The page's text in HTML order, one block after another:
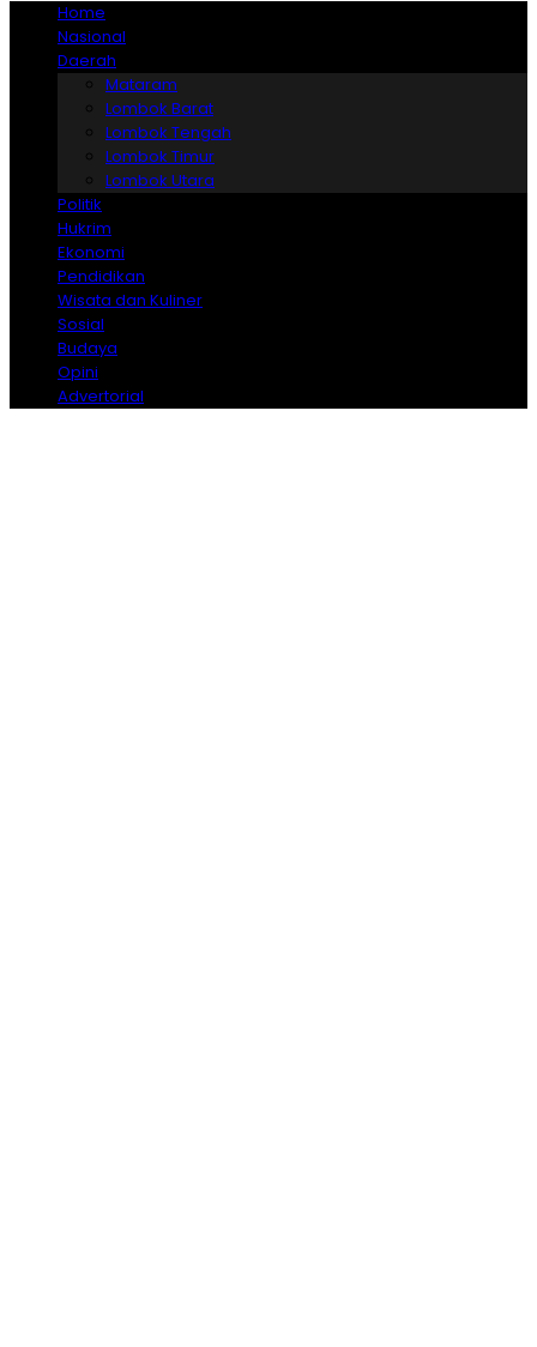
Home
Nasional
Daerah
Mataram
Lombok Barat
Lombok Tengah
Lombok Timur
Lombok Utara
Politik
Hukrim
Ekonomi
Pendidikan
Wisata dan Kuliner
Sosial
Budaya
Opini
Advertorial